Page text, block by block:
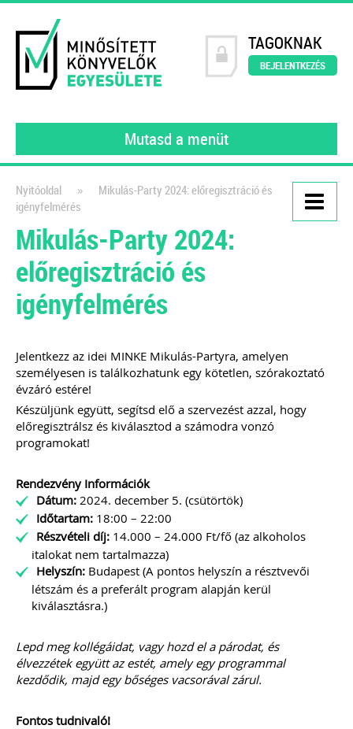
TAGOKNAK
BEJELENTKEZÉS
Mutasd a menüt
Nyitómérleg összeállítása
lépésről lépésre – e-book
2022
(VIII. 9.) 3. § alapján a 2022. augusztus
31-én a kisadózó vállalkozások tételes
adóját alkalmazó közkereseti társaság,
irodaNEM kötelesa számvitelről szóló
2000. évi C. törvény 2/A. § (4)
Ár: 14.900 Ft
Tagoknak: Ingyenesen
letölthető
MEGRENDELEM
Szakmai sarok
Nyitóoldal »
Mikulás-Party 2024: előregisztráció és
igényfelmérés
Mikulás-Party 2024:
előregisztráció és
igényfelmérés
Jelentkezz az idei MINKE Mikulás-Partyra, amelyen
személyesen is találkozhatunk egy kötetlen, szórakoztató
évzáró estére!
Készüljünk együtt, segítsd elő a szervezést azzal, hogy
előregisztrálsz és kiválasztod a számodra vonzó
programokat!
Rendezvény Információk
Dátum: 2024. december 5. (csütörtök)
Időtartam: 18:00 – 22:00
Részvételi díj: 14.000 – 24.000 Ft/fő (az alkoholos
italokat nem tartalmazza)
Helyszín: Budapest (A pontos helyszín a résztvevői
létszám és a preferált program alapján kerül
kiválasztásra.)
Lepd meg kollégáidat, vagy hozd el a párodat, és
élvezzétek együtt az estét, amely egy programmal
kezdődik, majd egy bőséges vacsorával zárul.
Fontos tudnivaló!